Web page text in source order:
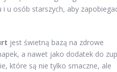
u osób starszych, aby
jest świetną bazą na zdrowe
a nawet jako dodatek do
które są nie tylko smaczne, ale